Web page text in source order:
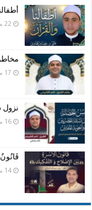
22 مايو، 2026
17 مايو، 2026
نزول
16 مايو، 2026
14 مايو، 2026